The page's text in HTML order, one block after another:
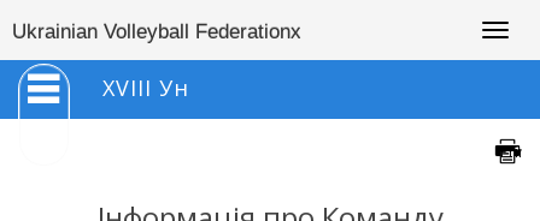
Ukrainian Volleyball Federationx
XVIII Ун